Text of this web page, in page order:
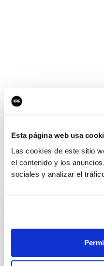
Esta página web usa
Las cookies de este sitio
el contenido y los
sociales y analizar el
¡Ups, no
¿Quieres jugar al